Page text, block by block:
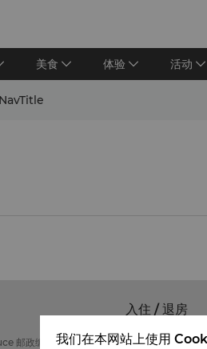
美食 体验 活动
邮政编码
入住 / 退房
希望您入住愉快
我们在本网站上使用